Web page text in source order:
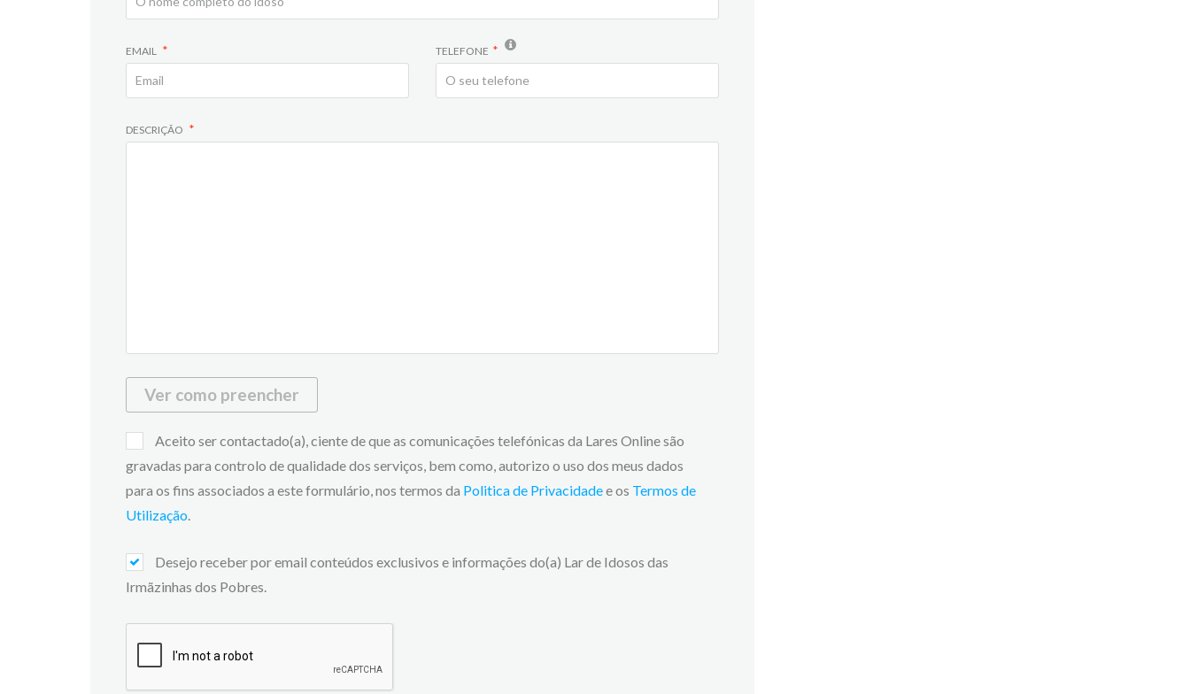
EMAIL TELEFONE
DESCRIÇÃO
Ver como preencher
Aceito ser contactado(a), ciente de que as comunicações telefónicas da Lares Online são
gravadas para controlo de qualidade dos serviços, bem como, autorizo o uso dos meus dados
para os fins associados a este formulário, nos termos da Politica de Privacidadee os Termos de
Utilização.
Desejo receber por email conteúdos exclusivos e informações do(a) Lar de Idosos das
Irmãzinhas dos Pobres.